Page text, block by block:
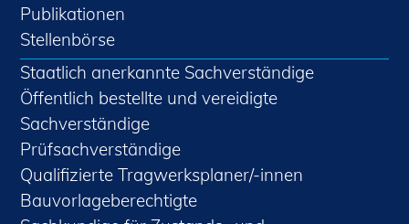
Publikationen
Stellenbörse
Staatlich anerkannte Sachverständige
Öffentlich bestellte und vereidigte
Sachverständige
Prüfsachverständige
Qualifizierte Tragwerksplaner/-innen
Bauvorlageberechtigte